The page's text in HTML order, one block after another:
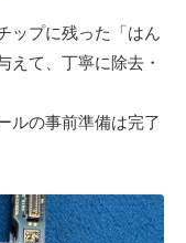
ップに残った「はん
えて、丁寧に除去・
ルの事前準備は完了